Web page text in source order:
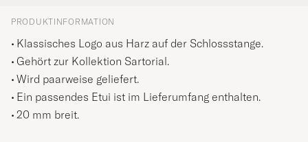
PRODUKTINFORMATION
Klassisches Logo aus Harz auf der Schlossstange.
Gehört zur Kollektion Sartorial.
Wird paarweise geliefert.
Ein passendes Etui ist im Lieferumfang enthalten.
20 mm breit.